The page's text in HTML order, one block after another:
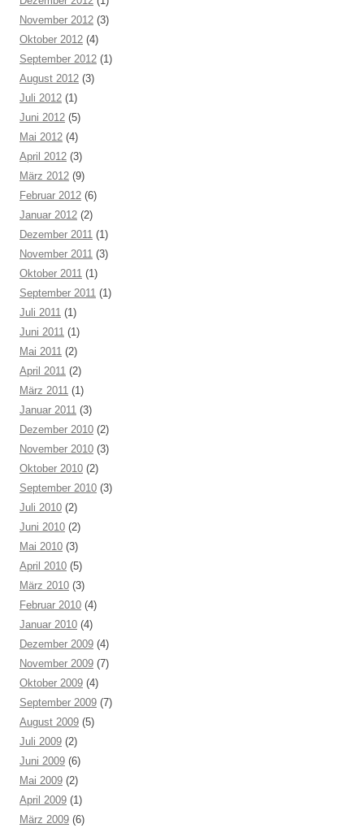
November 2012 (3)
Oktober 2012 (4)
September 2012 (1)
August 2012 (3)
Juli 2012 (1)
Juni 2012 (5)
Mai 2012 (4)
April 2012 (3)
März 2012 (9)
Februar 2012 (6)
Januar 2012 (2)
Dezember 2011 (1)
November 2011 (3)
Oktober 2011 (1)
September 2011 (1)
Juli 2011 (1)
Juni 2011 (1)
Mai 2011 (2)
April 2011 (2)
März 2011 (1)
Januar 2011 (3)
Dezember 2010 (2)
November 2010 (3)
Oktober 2010 (2)
September 2010 (3)
Juli 2010 (2)
Juni 2010 (2)
Mai 2010 (3)
April 2010 (5)
März 2010 (3)
Februar 2010 (4)
Januar 2010 (4)
Dezember 2009 (4)
November 2009 (7)
Oktober 2009 (4)
September 2009 (7)
August 2009 (5)
Juli 2009 (2)
Juni 2009 (6)
Mai 2009 (2)
April 2009 (1)
März 2009 (6)